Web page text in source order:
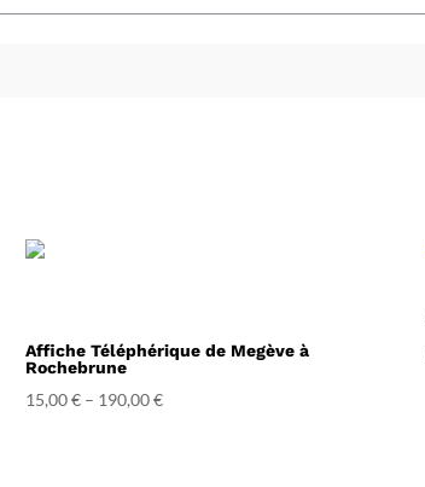
Affiche Téléphérique de Megève à
Rochebrune
15,00€ – 190,00€